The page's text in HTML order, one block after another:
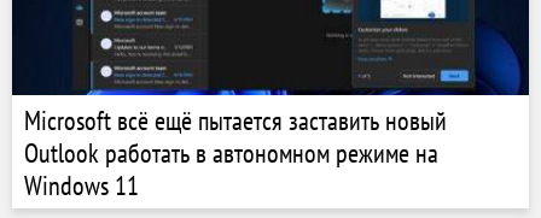
Microsoft всё ещё пытается заставить новый
Outlook работать в автономном режиме на
Windows 11